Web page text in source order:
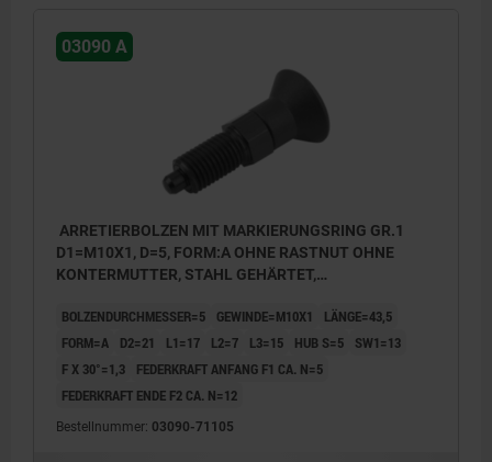
03090 A
ARRETIERBOLZEN MIT MARKIERUNGSRING GR.1
D1=M10X1, D=5, FORM:A OHNE RASTNUT OHNE
KONTERMUTTER, STAHL GEHÄRTET,
BOLZENDURCHMESSER=5 GEWINDE=M10X1
LÄNGE=43,5
FORM=A
D2=21 L1=17 L2=7 L3=15 HUB S=5
SW1=13
F X 30°=1,3
FEDERKRAFT ANFANG F1 CA. N=5
FEDERKRAFT ENDE F2 CA. N=12
Bestellnummer: 03090-71105